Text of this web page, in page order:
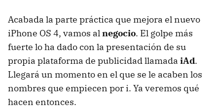
Acabada la parte práctica que mejora el nuevo
iPhone OS 4, vamos alnegocio. El golpe más
fuerte lo ha dado con la presentación de su
propia plataforma de publicidad llamada iAd.
Llegará un momento en el que se le acaben los
nombres que empiecen por i. Ya veremos qué
hacen entonces.